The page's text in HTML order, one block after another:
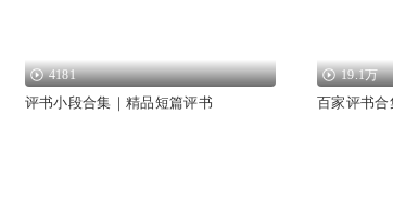
4181
评书小段合集｜精品短篇评书
19.1万
百家评书